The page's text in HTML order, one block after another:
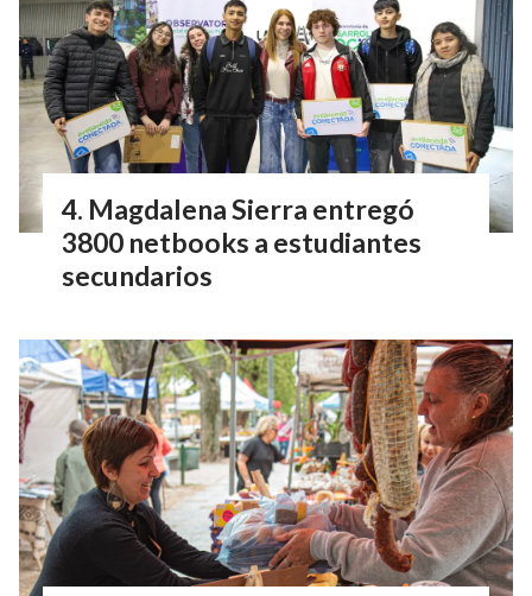
Magdalena Sierra entregó
3800 netbooks a estudiantes
secundarios